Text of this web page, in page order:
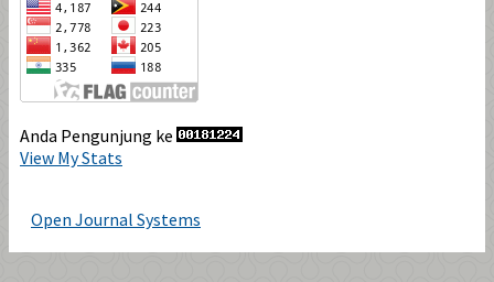
Anda Pengunjung ke
View My Stats
Open Journal Systems